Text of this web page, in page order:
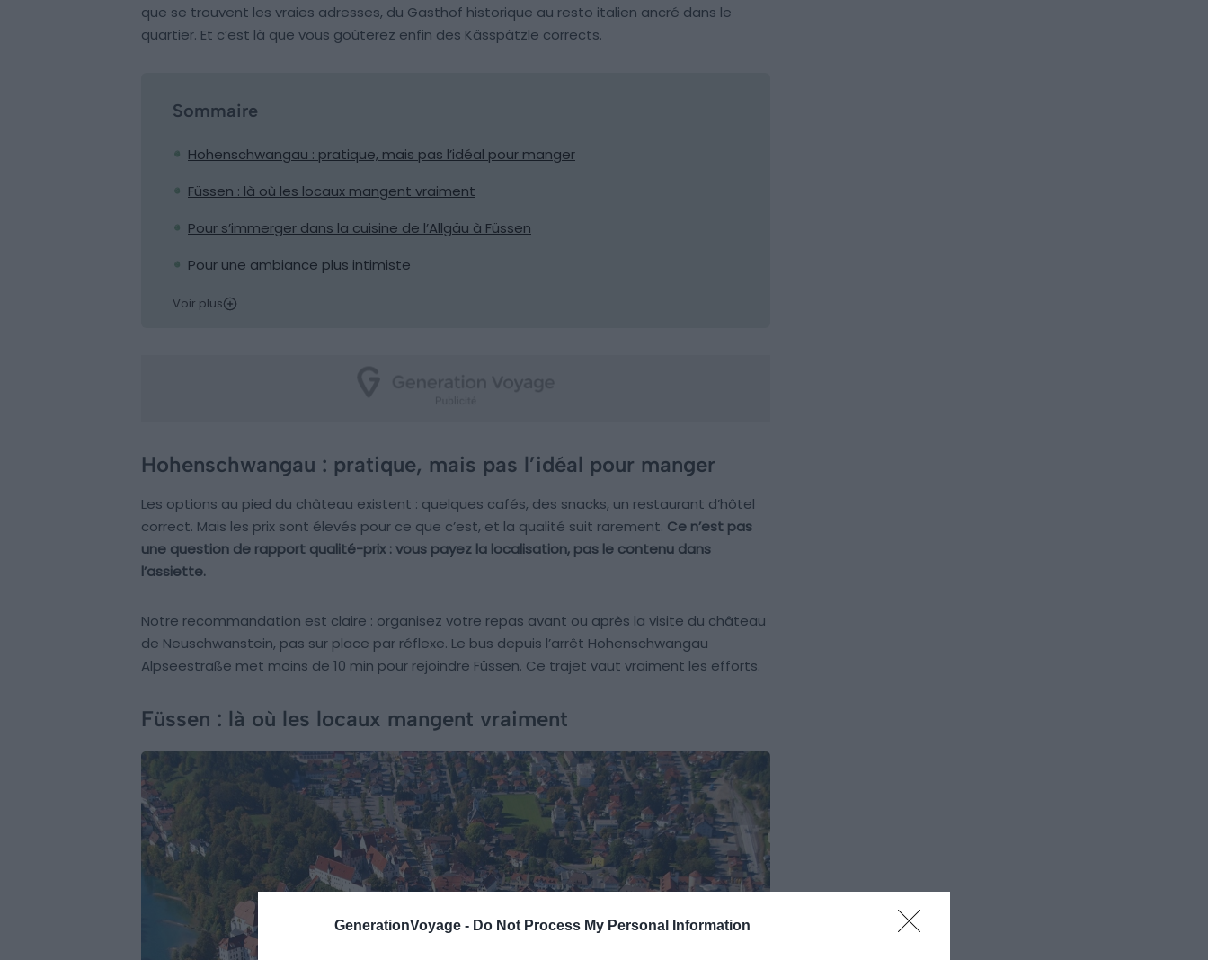
GenerationVoyage - Do Not Process My Personal Information
que se trouvent les vraies adresses, du Gasthof historique au resto italien ancré dans le
quartier. Et c’est là que vous goûterez enfin des Kässpätzle corrects.
Sommaire
Hohenschwangau : pratique, mais pas l’idéal pour manger
Füssen : là où les locaux mangent vraiment
Pour s’immerger dans la cuisine de l’Allgäu à Füssen
Pour une ambiance plus intimiste
Voir plus
Hohenschwangau : pratique, mais pas l’idéal pour manger
Les options au pied du château existent : quelques cafés, des snacks, un restaurant d’hôtel
correct. Mais les prix sont élevés pour ce que c’est, et la qualité suit rarement. Ce n’est pas
une question de rapport qualité-prix : vous payez la localisation, pas le contenu dans
l’assiette.
Notre recommandation est claire : organisez votre repas avant ou après la visite du château
de Neuschwanstein, pas sur place par réflexe. Le bus depuis l’arrêt Hohenschwangau
Alpseestraße met moins de 10 min pour rejoindre Füssen. Ce trajet vaut vraiment les efforts.
Füssen : là où les locaux mangent vraiment